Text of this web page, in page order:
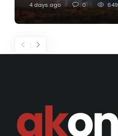
4 days ago 0 649